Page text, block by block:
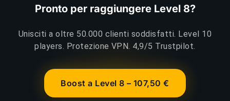
Pronto per raggiungere Level 8?
Unisciti a oltre 50.000 clienti soddisfatti. Level 10
players. Protezione VPN. 4,9/5 Trustpilot.
Boost a Level 8 – 107,50 €